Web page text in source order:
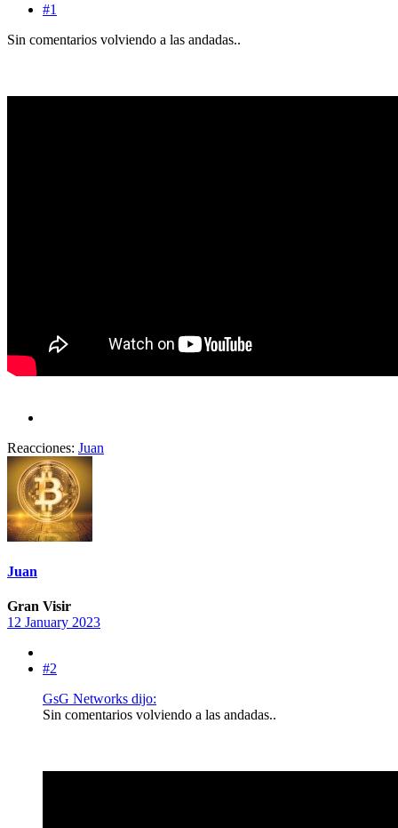
#1
Sin comentarios volviendo a las andadas..
Reacciones: Juan
Juan
Gran Visir
12 January 2023
#2
GsG Networks dijo:
Sin comentarios volviendo a las andadas..